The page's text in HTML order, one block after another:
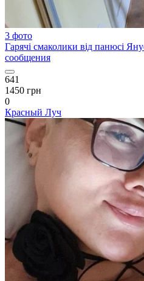
3 фото
Гарячі смаколики від панюсі
сообщения
641
1450 грн
0
Красный Луч